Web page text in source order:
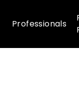
Professionals